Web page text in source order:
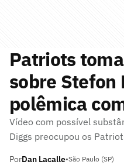
Patriots
sobre Stefon
polêmica
Vídeo com possível
Diggs preocupou os
PorDan Lacalle•São Paulo (SP)